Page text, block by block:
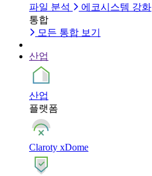
파일 분석
에코시스템 강화
통합
모든 통합 보기
산업
산업
플랫폼
Claroty xDome